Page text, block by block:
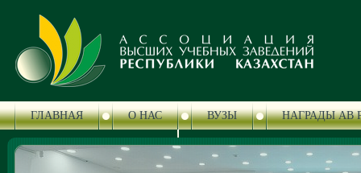
ГЛАВНАЯ О НАС ВУЗЫ НАГРАДЫ АВ
ЦЕНТР СЕРТИФИКАЦИИ